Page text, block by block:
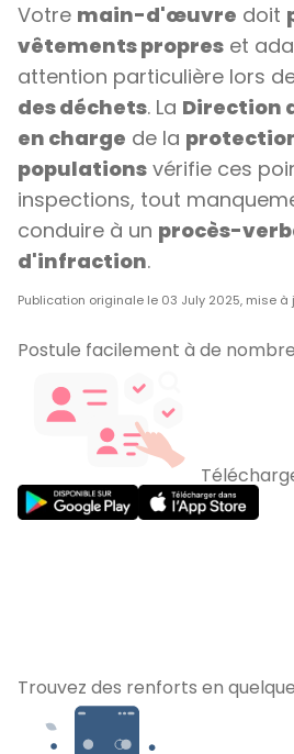
Votre main-d'œuvre doit
vêtements propres et
attention particulière lors
des déchets. La Direction
en charge de la
populations vérifie ces
inspections, tout
conduire à un procès-
d'infraction.
Publication originale le 03 July 2025, mise à
Postule facilement à de
Trouvez des renforts en